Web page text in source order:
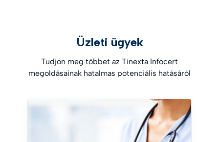
Üzleti ügyek
Tudjon meg többet az Tinexta Infocert
megoldásainak hatalmas potenciális hatásáról